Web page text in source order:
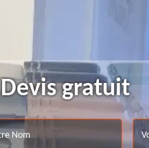
Devis gratuit